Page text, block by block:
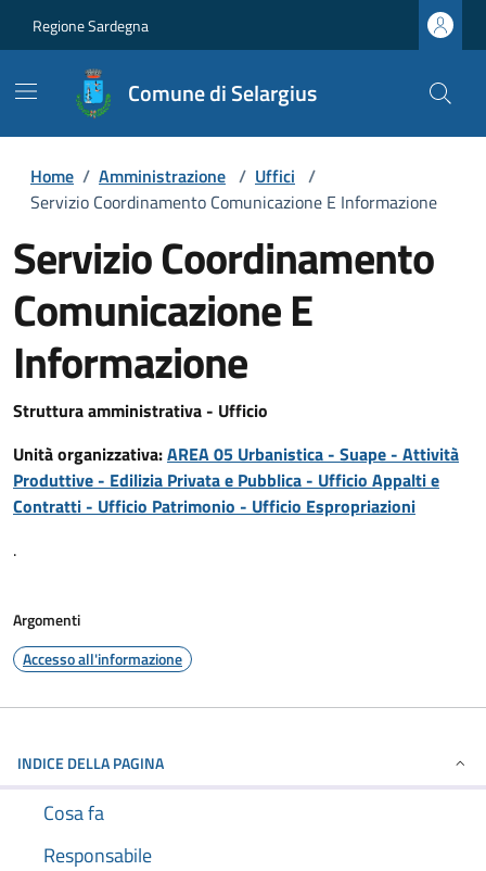
Regione Sardegna
Comune di Selargius
Home / Amministrazione / Uffici /
Servizio Coordinamento Comunicazione E Informazione
Servizio Coordinamento
Comunicazione E
Informazione
Struttura amministrativa - Ufficio
Unità organizzativa:AREA 05 Urbanistica - Suape - Attività
Produttive - Edilizia Privata e Pubblica - Ufficio Appalti e
Contratti - Ufficio Patrimonio - Ufficio Espropriazioni
.
Argomenti
Accesso all'informazione
INDICE DELLA PAGINA
Cosa fa
Responsabile